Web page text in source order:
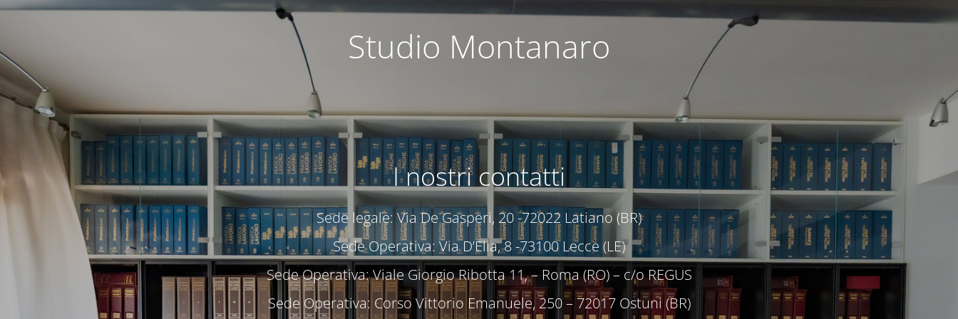
Studio Montanaro
I nostri contatti
Sede legale: Via De Gasperi, 20 -72022 Latiano (BR)
Sede Operativa: Via D’Elia, 8 -73100 Lecce (LE)
Sede Operativa: Viale Giorgio Ribotta 11, – Roma (RO) – c/o REGUS
Sede Operativa: Corso Vittorio Emanuele, 250 – 72017 Ostuni (BR)